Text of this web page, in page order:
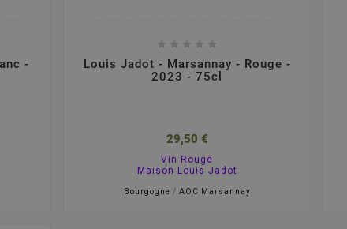
-
    
Louis Jadot - Marsannay - Rouge -
2023 - 75cl
29,50 €
Vin Rouge
Maison Louis Jadot
Bourgogne / AOC Marsannay